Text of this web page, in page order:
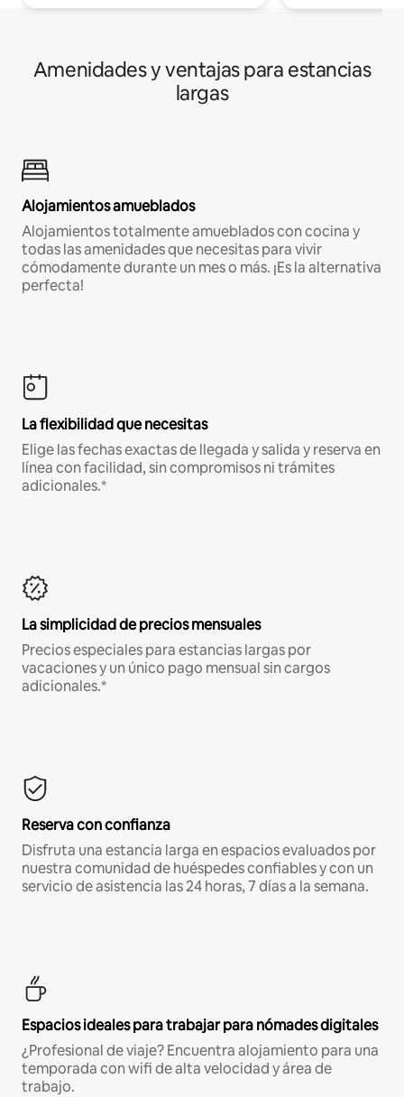
Amenidades y ventajas para estancias
largas
Alojamientos amueblados
Alojamientos totalmente amueblados con cocina y
todas las amenidades que necesitas para vivir
cómodamente durante un mes o más. ¡Es la alternativa
perfecta!
La flexibilidad que necesitas
Elige las fechas exactas de llegada y salida y reserva en
línea con facilidad, sin compromisos ni trámites
adicionales.*
La simplicidad de precios mensuales
Precios especiales para estancias largas por
vacaciones y un único pago mensual sin cargos
adicionales.*
Reserva con confianza
Disfruta una estancia larga en espacios evaluados por
nuestra comunidad de huéspedes confiables y con un
servicio de asistencia las 24 horas, 7 días a la semana.
Espacios ideales para trabajar para nómades digitales
¿Profesional de viaje? Encuentra alojamiento para una
temporada con wifi de alta velocidad y área de
trabajo.